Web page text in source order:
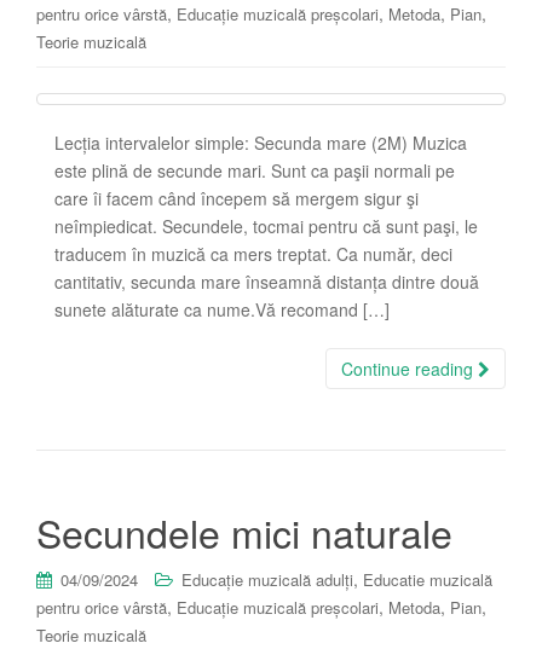
pentru orice vârstă, Educație muzicală preșcolari, Metoda, Pian,
Teorie muzicală
Lecția intervalelor simple: Secunda mare (2M) Muzica
este plină de secunde mari. Sunt ca paşii normali pe
care îi facem când începem să mergem sigur şi
neîmpiedicat. Secundele, tocmai pentru că sunt paşi, le
traducem în muzică ca mers treptat. Ca număr, deci
cantitativ, secunda mare înseamnă distanța dintre două
sunete alăturate ca nume.Vă recomand […]
Continue reading
Secundele mici naturale
04/09/2024 Educație muzicală adulți, Educatie muzicală
pentru orice vârstă, Educație muzicală preșcolari, Metoda, Pian,
Teorie muzicală